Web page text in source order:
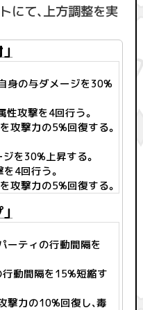
にて、上方調整を実
身の与ダメージを30%
攻撃を4回行う。
攻撃力の5%回復する。
を30%上昇する。
4回行う。
攻撃力の5%回復する。
ーティの行動間隔を
動間隔を15%短縮す
力の10%回復し、毒